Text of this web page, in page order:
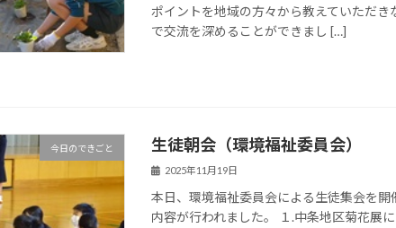
ポイントを地域の方々から教えていただき
で交流を深めることができまし […]
今日のできごと 生徒朝会（環境福祉委員会）
2025年11月19日
本日、環境福祉委員会による生徒集会を開
内容が行われました。 １.中条地区菊花展